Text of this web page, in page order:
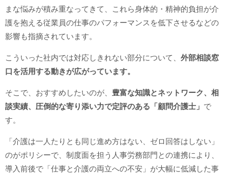
まな悩みが積み重なってきて、これら身体的・精神的負担が介
護を抱える従業員の仕事のパフォーマンスを低下させるなどの
影響も指摘されています。
こういった社内では対応しきれない部分について、 外部相談窓
口を活用する動きが広がっています。
そこで、おすすめしたいのが、 豊富な知識とネットワーク、相
談実績、圧倒的な寄り添い力で定評のある「顧問介護士」 で
す。
「介護は一人たりとも同じ進め方はない、ゼロ回答はしない」
のがポリシーで、制度面を担う人事労務部門との連携により、
導入前後で「仕事と介護の両立への不安」が大幅に低減した事